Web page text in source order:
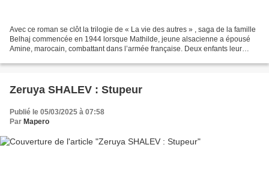
Avec ce roman se clôt la trilogie de « La vie des autres » , saga de la famille
Belhaj commencée en 1944 lorsque Mathilde, jeune alsacienne a épousé
Amine, marocain, combattant dans l’armée française. Deux enfants leur
Zeruya SHALEV : Stupeur
Publié le 05/03/2025 à 07:58
Par Mapero